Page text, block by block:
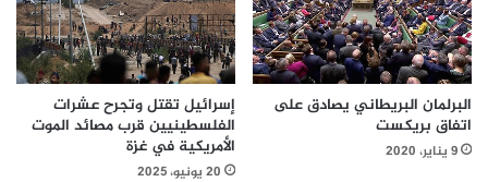
البرلمان البريطاني يصادق على
اتفاق بريكست
9 يناير، 2020
إسرائيل تقتل وتجرح عشرات
الفلسطينيين قرب مصائد الموت
الأمريكية في غزة
20 يونيو، 2025